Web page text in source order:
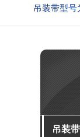
吊装带型号
吊装带